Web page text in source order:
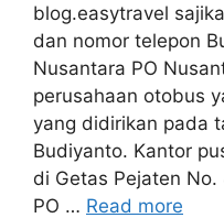
blog.easytravel
dan nomor telepon
Nusantara PO
perusahaan otobus
yang didirikan pada
Budiyanto. Kantor
di Getas Pejaten
PO … Read more